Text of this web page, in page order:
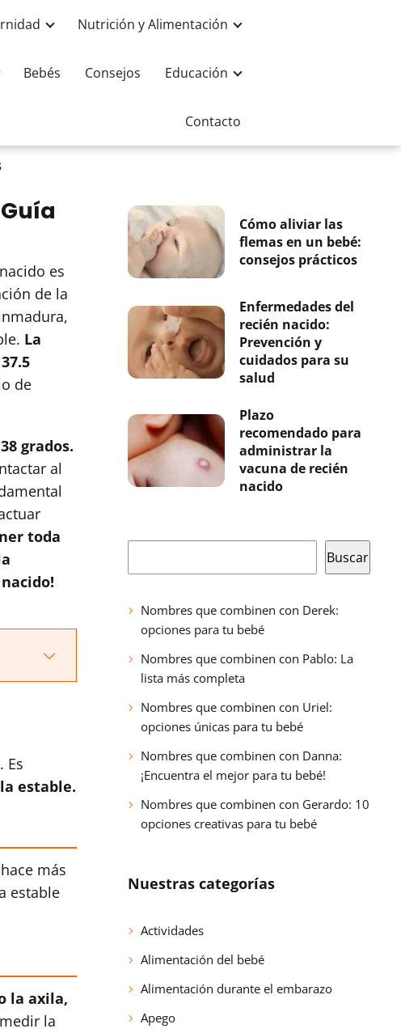
Nutrición y Alimentación
Bebés Consejos Educación
Contacto
es
de la
La
de
grados.
al
toda
. Es
estable.
más
estable
la axila,
la
Cómo aliviar las
flemas en un bebé:
consejos prácticos
Enfermedades del
recién nacido:
Prevención y
cuidados para su
salud
Plazo
recomendado para
administrar la
vacuna de recién
nacido
Buscar
Nombres que combinen con Derek:
opciones para tu bebé
Nombres que combinen con Pablo: La
lista más completa
Nombres que combinen con Uriel:
opciones únicas para tu bebé
Nombres que combinen con Danna:
¡Encuentra el mejor para tu bebé!
Nombres que combinen con Gerardo: 10
opciones creativas para tu bebé
Nuestras categorías
Actividades
Alimentación del bebé
Alimentación durante el embarazo
Apego